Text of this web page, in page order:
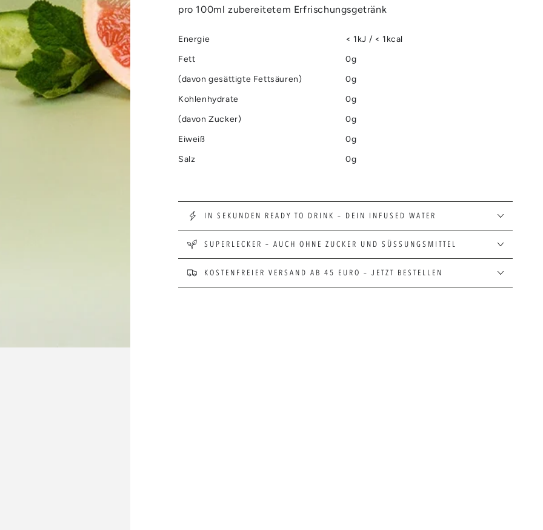
pro 100ml zubereitetem Erfrischungsgetränk
Energie
< 1kJ / < 1kcal
Fett
0g
(davon gesättigte Fettsäuren)
0g
Kohlenhydrate
0g
(davon Zucker)
0g
Eiweiß
0g
Salz
0g
IN SEKUNDEN READY TO DRINK – DEIN INFUSED WATER
SUPERLECKER – AUCH OHNE ZUCKER UND SÜSSUNGSMITTEL
KOSTENFREIER VERSAND AB 45 EURO – JETZT BESTELLEN